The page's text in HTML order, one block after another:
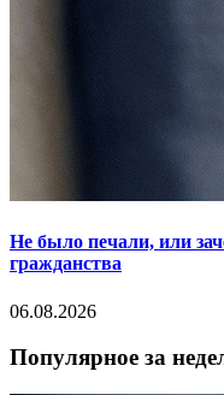
Не было печали, или
гражданства
06.08.2026
Популярное за